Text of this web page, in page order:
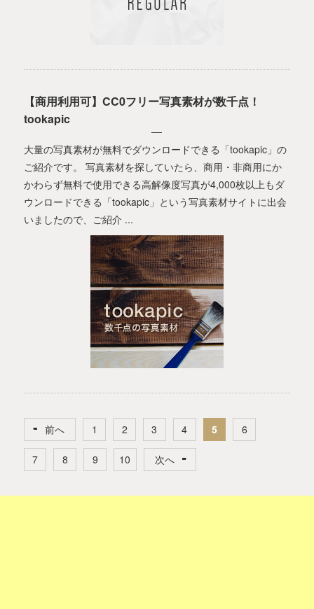
【商用利用可】CC0フリー写真素材が数千点！
tookapic
大量の写真素材が無料でダウンロードできる「tookapic」の
ご紹介です。 写真素材を探していたら、商用・非商用にか
かわらず無料で使用できる高解像度写真が4,000枚以上もダ
ウンロードできる「tookapic」という写真素材サイトに出会
いましたので、ご紹介 ...
前へ 1 2 3 4 5 6
7 8 9 10 次へ